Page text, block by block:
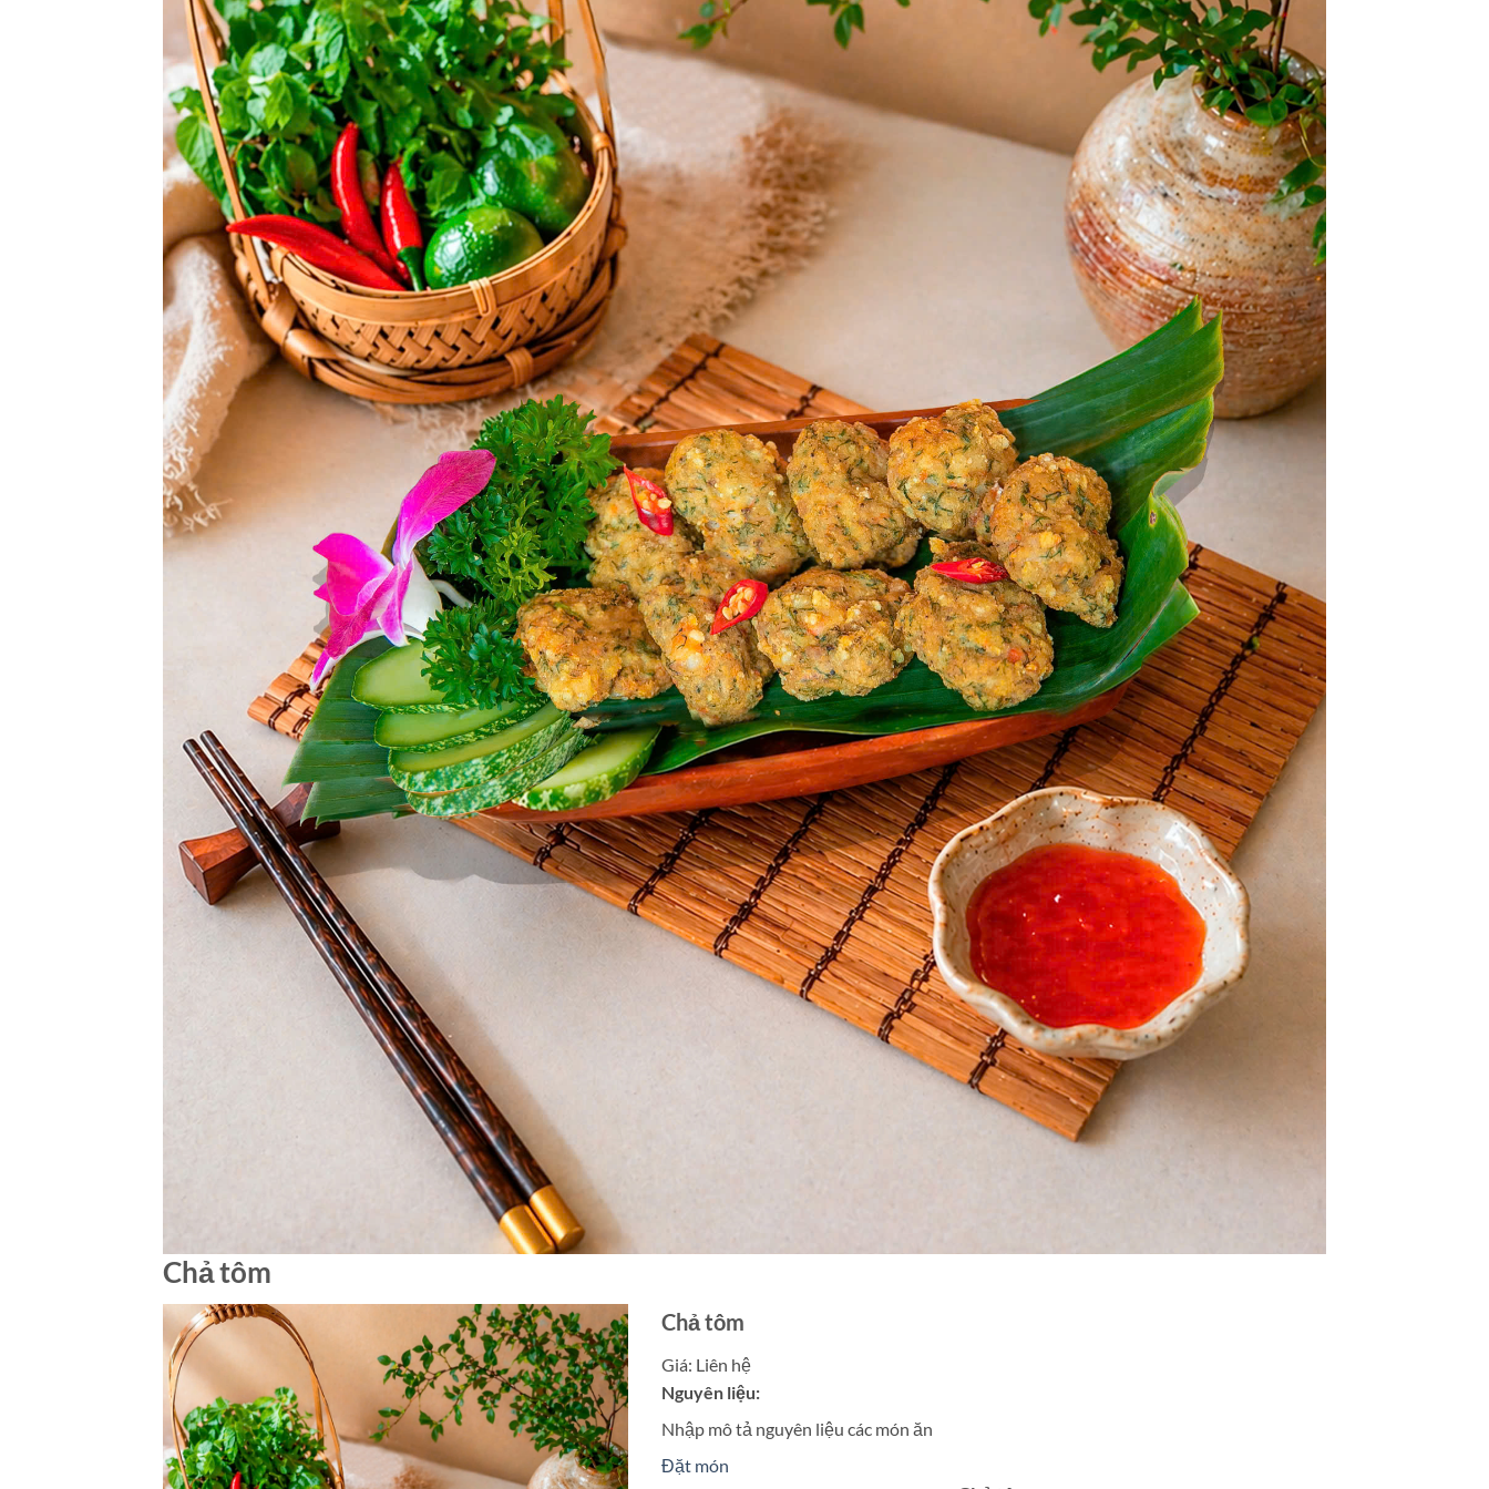
Chả tôm
Chả tôm
Giá: Liên hệ
Nguyên liệu:
Nhập mô tả nguyên liệu các món ăn
Đặt món